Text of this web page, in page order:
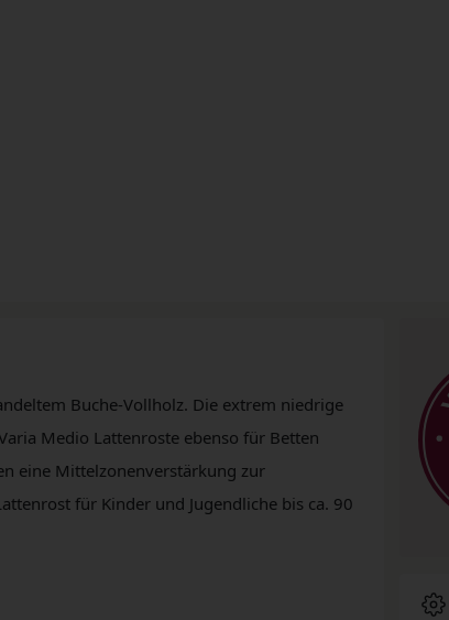
Buche-Vollholz. Die extrem niedrige
Medio Lattenroste ebenso für Betten
eine Mittelzonenverstärkung zur
für Kinder und Jugendliche bis ca. 90